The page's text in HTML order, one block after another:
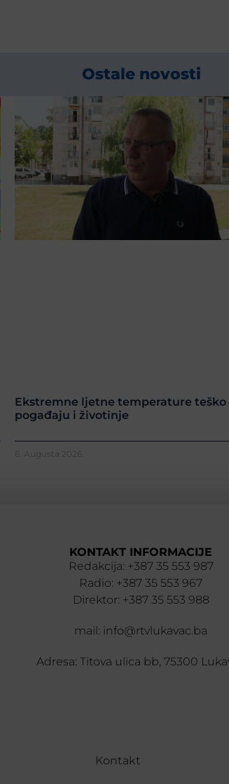
Ostale novosti
Ekstremne ljetne temperature teško
pogađaju i životinje
6. Augusta 2026.
KONTAKT INFORMACIJE
Redakcija: +387 35 553 987
Radio: +387 35 553 967
Direktor: +387 35 553 988
mail: info@rtvlukavac.ba
Adresa: Titova ulica bb, 75300
Kontakt